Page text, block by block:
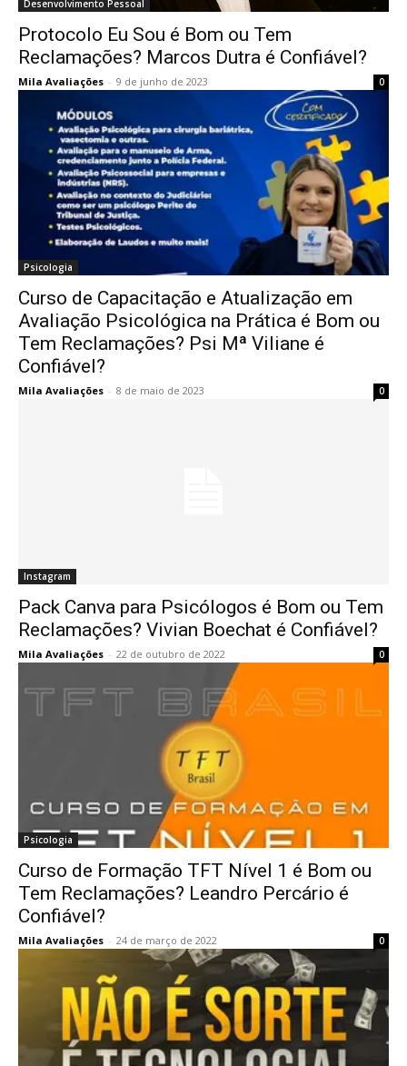
Desenvolvimento Pessoal
Protocolo Eu Sou é Bom ou Tem
Reclamações? Marcos Dutra é Confiável?
Mila Avaliações - 9 de junho de 2023 0
Psicologia
Curso de Capacitação e Atualização em
Avaliação Psicológica na Prática é Bom ou
Tem Reclamações? Psi Mª Viliane é
Confiável?
Mila Avaliações - 8 de maio de 2023 0
Instagram
Pack Canva para Psicólogos é Bom ou Tem
Reclamações? Vivian Boechat é Confiável?
Mila Avaliações - 22 de outubro de 2022 0
Psicologia
Curso de Formação TFT Nível 1 é Bom ou
Tem Reclamações? Leandro Percário é
Confiável?
Mila Avaliações - 24 de março de 2022 0